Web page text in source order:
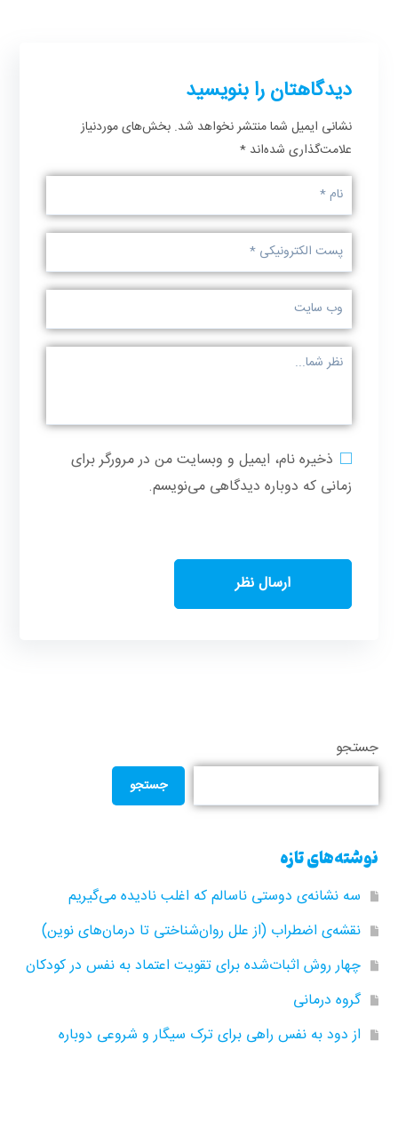
دیدگاهتان را بنویسید
نشانی ایمیل شما منتشر نخواهد شد. بخش‌های موردنیاز
علامت‌گذاری شده‌اند*
ذخیره نام، ایمیل و وبسایت من در مرورگر برای
زمانی که دوباره دیدگاهی می‌نویسم.
جستجو
جستجو
نوشته‌های تازه
سه نشانه‌ی دوستی ناسالم که اغلب نادیده می‌گیریم
نقشه‌ی اضطراب (از علل روان‌شناختی تا درمان‌های نوین)
چهار روش اثبات‌شده برای تقویت اعتماد به نفس در کودکان
گروه‌ درمانی
از دود به نفس راهی برای ترک سیگار و شروعی دوباره